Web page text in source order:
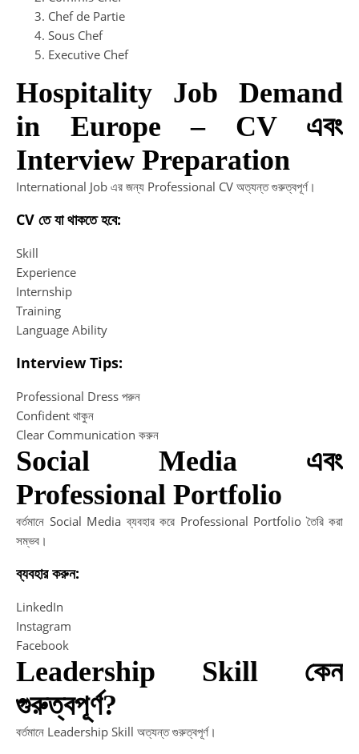
Chef de Partie
Sous Chef
Executive Chef
Hospitality Job Demand
in Europe – CV এবং
Interview Preparation
International Job এর জন্য Professional CV অত্যন্ত গুরুত্বপূর্ণ।
CV তে যা থাকতে হবে:
Skill
Experience
Internship
Training
Language Ability
Interview Tips:
Professional Dress পরুন
Confident থাকুন
Clear Communication করুন
Social Media এবং
Professional Portfolio
বর্তমানে Social Media ব্যবহার করে Professional Portfolio তৈরি করা
সম্ভব।
ব্যবহার করুন:
LinkedIn
Instagram
Facebook
Leadership Skill কেন
গুরুত্বপূর্ণ?
বর্তমানে Leadership Skill অত্যন্ত গুরুত্বপূর্ণ।